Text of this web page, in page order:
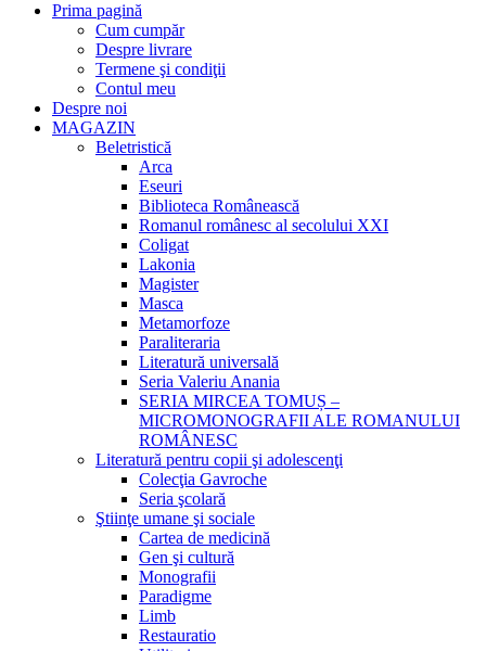
Prima pagină
Cum cumpăr
Despre livrare
Termene şi condiţii
Contul meu
Despre noi
MAGAZIN
Beletristică
Arca
Eseuri
Biblioteca Românească
Romanul românesc al secolului XXI
Coligat
Lakonia
Magister
Masca
Metamorfoze
Paraliteraria
Literatură universală
Seria Valeriu Anania
SERIA MIRCEA TOMUȘ –
MICROMONOGRAFII ALE ROMANULUI
ROMÂNESC
Literatură pentru copii şi adolescenţi
Colecţia Gavroche
Seria şcolară
Ştiinţe umane şi sociale
Cartea de medicină
Gen şi cultură
Monografii
Paradigme
Limb
Restauratio